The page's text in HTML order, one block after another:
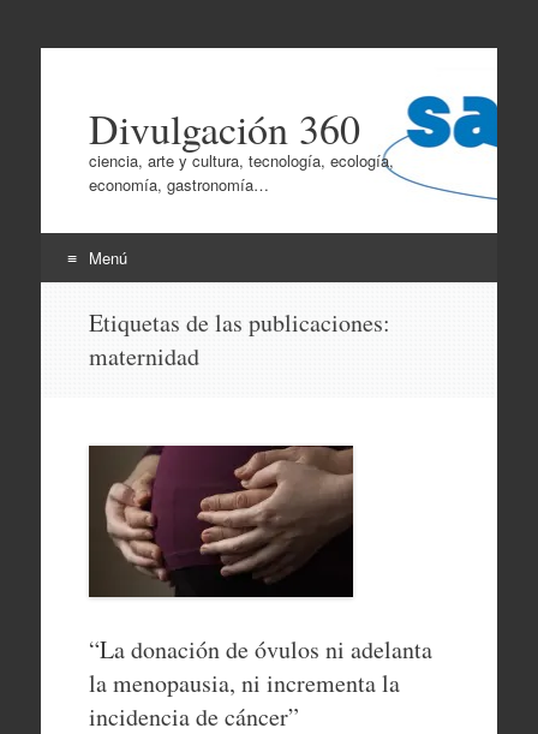
Divulgación 360
ciencia, arte y cultura, tecnología, ecología,
economía, gastronomía…
Menú
contenido
Etiquetas de las publicaciones:
maternidad
“La donación de óvulos ni adelanta
la menopausia, ni incrementa la
incidencia de cáncer”